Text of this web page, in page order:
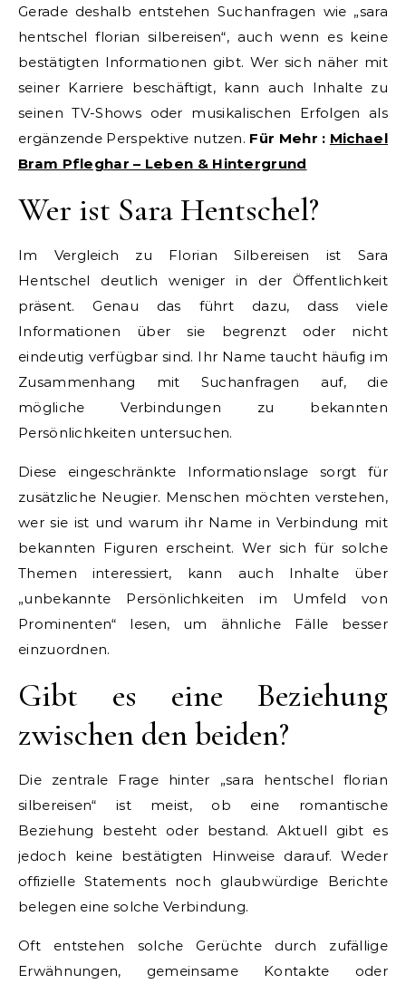
Gerade deshalb entstehen Suchanfragen wie „sara
hentschel florian silbereisen“, auch wenn es keine
bestätigten Informationen gibt. Wer sich näher mit
seiner Karriere beschäftigt, kann auch Inhalte zu
seinen TV-Shows oder musikalischen Erfolgen als
ergänzende Perspektive nutzen. Für Mehr : Michael
Bram Pfleghar – Leben & Hintergrund
Wer ist Sara Hentschel?
Im Vergleich zu Florian Silbereisen ist Sara
Hentschel deutlich weniger in der Öffentlichkeit
präsent. Genau das führt dazu, dass viele
Informationen über sie begrenzt oder nicht
eindeutig verfügbar sind. Ihr Name taucht häufig im
Zusammenhang mit Suchanfragen auf, die
mögliche Verbindungen zu bekannten
Persönlichkeiten untersuchen.
Diese eingeschränkte Informationslage sorgt für
zusätzliche Neugier. Menschen möchten verstehen,
wer sie ist und warum ihr Name in Verbindung mit
bekannten Figuren erscheint. Wer sich für solche
Themen interessiert, kann auch Inhalte über
„unbekannte Persönlichkeiten im Umfeld von
Prominenten“ lesen, um ähnliche Fälle besser
einzuordnen.
Gibt es eine Beziehung
zwischen den beiden?
Die zentrale Frage hinter „sara hentschel florian
silbereisen“ ist meist, ob eine romantische
Beziehung besteht oder bestand. Aktuell gibt es
jedoch keine bestätigten Hinweise darauf. Weder
offizielle Statements noch glaubwürdige Berichte
belegen eine solche Verbindung.
Oft entstehen solche Gerüchte durch zufällige
Erwähnungen, gemeinsame Kontakte oder